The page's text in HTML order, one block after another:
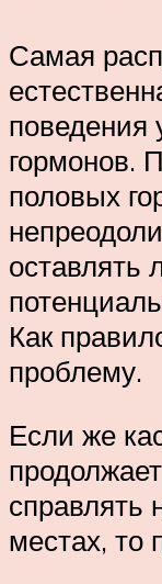
Самая
поведения
гормонов.
половых
оставлять
Как
проблему.
Если же
справлять
местах, то